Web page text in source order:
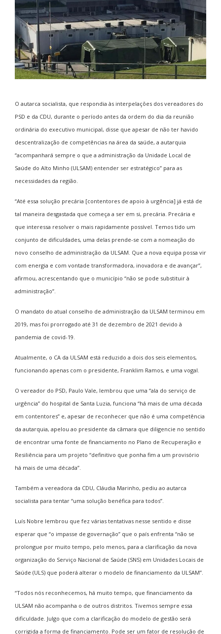
O autarca socialista, que respondia às interpelações dos vereadores do
PSD e da CDU, durante o período antes da ordem do dia da reunião
ordinária do executivo municipal, disse que apesar de não ter havido
descentralização de competências na área da saúde, a autarquia
“acompanhará sempre o que a administração da Unidade Local de
Saúde do Alto Minho (ULSAM) entender ser estratégico” para as
necessidades da região.
“Até essa solução precária [contentores de apoio à urgência] já está de
tal maneira desgastada que começa a ser em si, precária. Precária e
que interessa resolver o mais rapidamente possível. Temos tido um
conjunto de dificuldades, uma delas prende-se com a nomeação do
novo conselho de administração da ULSAM. Que a nova equipa possa vir
com energia e com vontade transformadora, inovadora e de avançar”,
afirmou, acrescentando que o município “não se pode substituir à
administração”.
O mandato do atual conselho de administração da ULSAM terminou em
2019, mas foi prorrogado até 31 de dezembro de 2021 devido à
pandemia de covid-19.
Atualmente, o CA da ULSAM está reduzido a dois dos seis elementos,
funcionando apenas com o presidente, Franklim Ramos, e uma vogal.
O vereador do PSD, Paulo Vale, lembrou que uma “ala do serviço de
urgência” do hospital de Santa Luzia, funciona “há mais de uma década
em contentores” e, apesar de reconhecer que não é uma competência
da autarquia, apelou ao presidente da câmara que diligencie no sentido
de encontrar uma fonte de financiamento no Plano de Recuperação e
Resiliência para um projeto “definitivo que ponha fim a um provisório
há mais de uma década”.
Também a vereadora da CDU, Cláudia Marinho, pediu ao autarca
socialista para tentar “uma solução benéfica para todos”.
Luís Nobre lembrou que fez várias tentativas nesse sentido e disse
esperar que “o impasse de governação” que o país enfrenta “não se
prolongue por muito tempo, pelo menos, para a clarificação da nova
organização do Serviço Nacional de Saúde (SNS) em Unidades Locais de
Saúde (ULS) que poderá alterar o modelo de financiamento da ULSAM”.
“Todos nós reconhecemos, há muito tempo, que financiamento da
ULSAM não acompanha o de outros distritos. Tivemos sempre essa
dificuldade. Julgo que com a clarificação do modelo de gestão será
corrigida a forma de financiamento. Pode ser um fator de resolução de